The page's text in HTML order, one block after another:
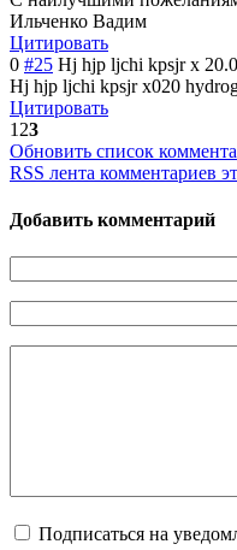
Ильченко Вадим
Цитировать
0 #25 Hj hjp ljchi kpsjr x
Hj hjp ljchi kpsjr x020
Цитировать
1 23
Обновить список
RSS лента комментариев
Добавить комментарий
Подписаться на